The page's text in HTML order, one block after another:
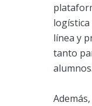
logística
línea y
tanto
alumnos.
Además,